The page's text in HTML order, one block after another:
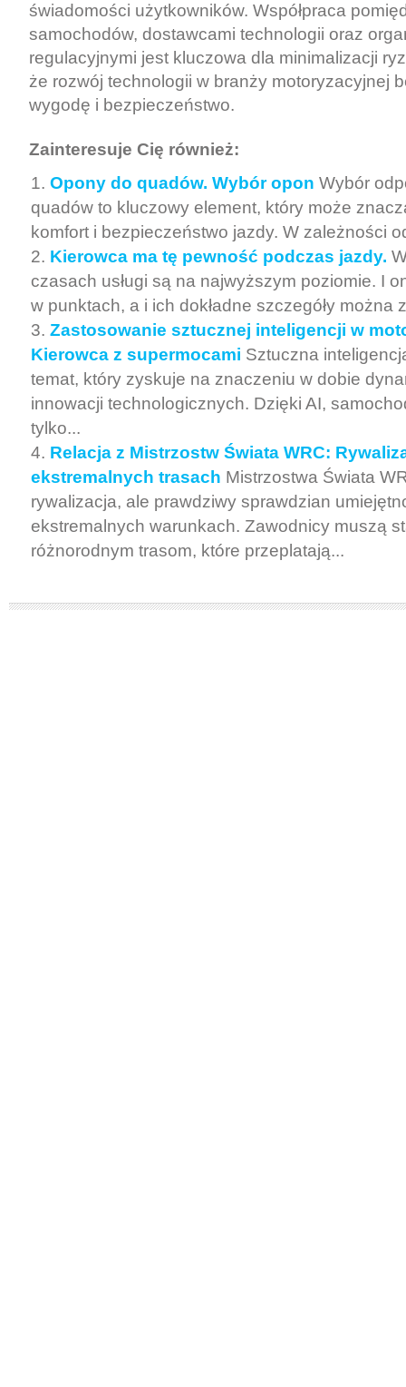
świadomości użytkowników. Współpraca
samochodów, dostawcami technologii oraz
regulacyjnymi jest kluczowa dla minimalizacji
że rozwój technologii w branży motoryzacyjnej
wygodę i bezpieczeństwo.
Zainteresuje Cię również:
Opony do quadów. Wybór opon Wybór
quadów to kluczowy element, który może
komfort i bezpieczeństwo jazdy. W zależności
Kierowca ma tę pewność podczas jazdy.
czasach usługi są na najwyższym poziomie. I
w punktach, a i ich dokładne szczegóły można
Zastosowanie sztucznej inteligencji w
Kierowca z supermocami Sztuczna
temat, który zyskuje na znaczeniu w dobie
innowacji technologicznych. Dzięki AI,
tylko...
Relacja z Mistrzostw Świata WRC:
ekstremalnych trasach Mistrzostwa Świata
rywalizacja, ale prawdziwy sprawdzian
ekstremalnych warunkach. Zawodnicy muszą
różnorodnym trasom, które przeplatają...